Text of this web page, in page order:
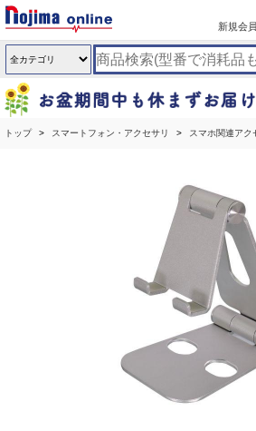
新規会
トップ スマートフォン・アクセサリ スマホ関連アク